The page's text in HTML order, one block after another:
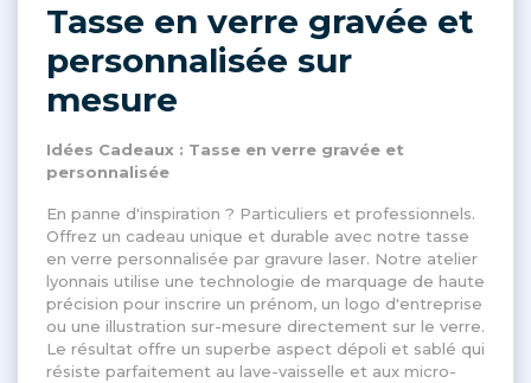
Tasse en verre gravée et
personnalisée sur
mesure
Idées Cadeaux : Tasse en verre gravée et
personnalisée
En panne d'inspiration ? Particuliers et professionnels.
Offrez un cadeau unique et durable avec notre tasse
en verre personnalisée par gravure laser. Notre atelier
lyonnais utilise une technologie de marquage de haute
précision pour inscrire un prénom, un logo d'entreprise
ou une illustration sur-mesure directement sur le verre.
Le résultat offre un superbe aspect dépoli et sablé qui
résiste parfaitement au lave-vaisselle et aux micro-